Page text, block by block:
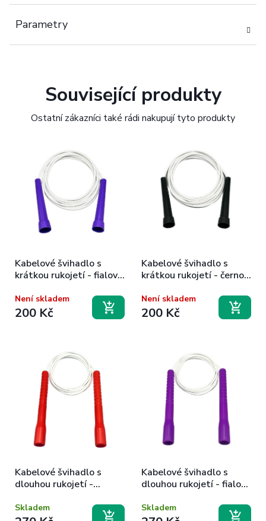
Parametry
Související produkty
Ostatní zákazníci také rádi nakupují tyto produkty
Kabelové švihadlo s
krátkou rukojetí - fialovo
200 Kč
Není skladem
Kabelové švihadlo s
krátkou rukojetí - černo
200 Kč
Není skladem
Kabelové švihadlo s
dlouhou rukojetí -
Skladem
Kabelové švihadlo s
dlouhou rukojetí - fialovo
Skladem